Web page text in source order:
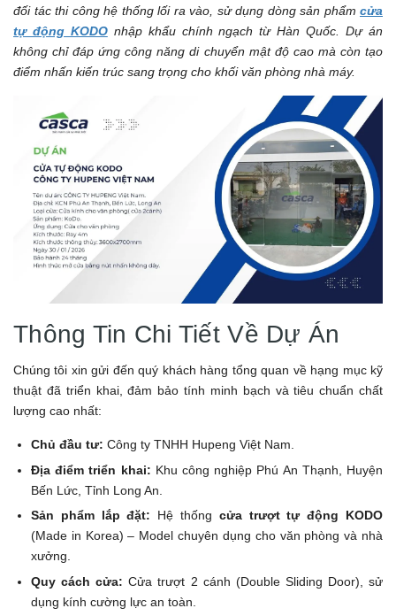
đối tác thi công hệ thống lối ra vào, sử dụng dòng sản phẩm cửa
tự động KODOnhập khẩu chính ngạch từ Hàn Quốc. Dự án
không chỉ đáp ứng công năng di chuyển mật độ cao mà còn tạo
điểm nhấn kiến trúc sang trọng cho khối văn phòng nhà máy.
Thông Tin Chi Tiết Về Dự Án
Chúng tôi xin gửi đến quý khách hàng tổng quan về hạng mục kỹ
thuật đã triển khai, đảm bảo tính minh bạch và tiêu chuẩn chất
lượng cao nhất:
Chủ đầu tư: Công ty TNHH Hupeng Việt Nam.
Địa điểm triển khai: Khu công nghiệp Phú An Thạnh, Huyện
Bến Lức, Tỉnh Long An.
Sản phẩm lắp đặt: Hệ thống cửa trượt tự động KODO
(Made in Korea) – Model chuyên dụng cho văn phòng và nhà
xưởng.
Quy cách cửa: Cửa trượt 2 cánh (Double Sliding Door), sử
dụng kính cường lực an toàn.